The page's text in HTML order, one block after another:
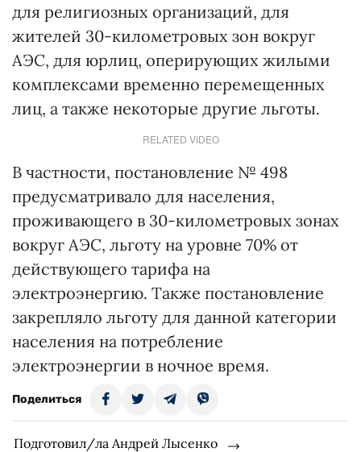
для религиозных организаций, для
жителей 30-километровых зон вокруг
АЭС, для юрлиц, оперирующих жилыми
комплексами временно перемещенных
лиц, а также некоторые другие льготы.
RELATED VIDEO
В частности, постановление № 498
предусматривало для населения,
проживающего в 30-километровых зонах
вокруг АЭС, льготу на уровне 70% от
действующего тарифа на
электроэнергию. Также постановление
закрепляло льготу для данной категории
населения на потребление
электроэнергии в ночное время.
Поделиться
Подготовил/ла Андрей Лысенко